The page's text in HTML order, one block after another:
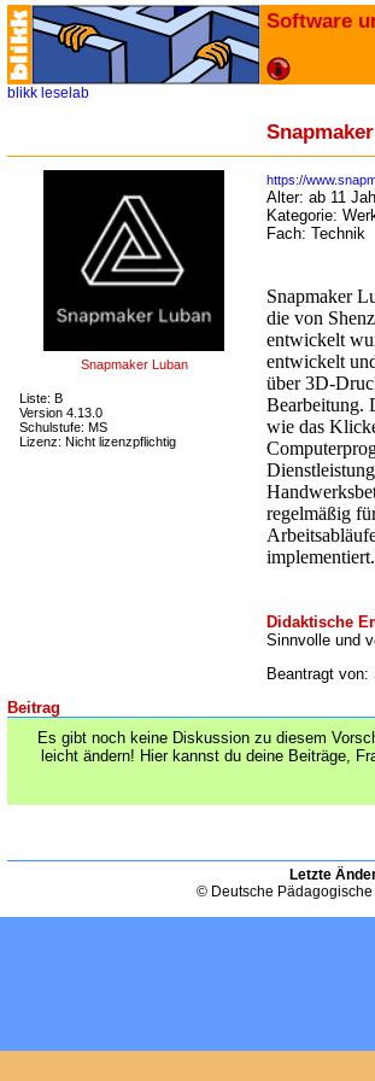
Software
blikk leselab
Snapmaker Luban
Liste: B
Version 4.13.0
Schulstufe: MS
Lizenz: Nicht lizenzpflichtig
https://
Alter: ab 11
Kategorie:
Fach: Technik
Snapmaker
die von
entwickelt
entwickelt
über 3D-
Bearbeitung.
wie das
regelmäßig
implementiert.
Didaktische
Sinnvolle und
Beantragt
Beitrag
Es gibt noch keine Diskussion zu diesem
leicht ändern! Hier kannst du deine Beiträge,
Letzte
© Deutsche